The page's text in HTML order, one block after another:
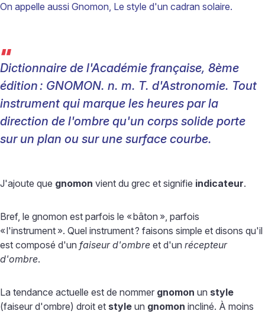
On appelle aussi Gnomon, Le style d'un cadran solaire.
“
Dictionnaire de l'Académie française, 8ème
édition: GNOMON. n. m. T. d'Astronomie. Tout
instrument qui marque les heures par la
direction de l'ombre qu'un corps solide porte
sur un plan ou sur une surface courbe.
J'ajoute que gnomon vient du grec et signifie indicateur.
Bref, le gnomon est parfois le «bâton », parfois
«l'instrument ». Quel instrument? faisons simple et disons qu'il
est composé d'un faiseur d'ombre et d'un récepteur
d'ombre.
La tendance actuelle est de nommer gnomon un style
(faiseur d'ombre) droit et style un gnomon incliné. À moins